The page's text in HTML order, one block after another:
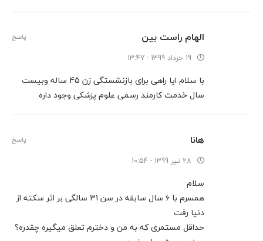
الهام راست بین
19 خرداد 1399 - 13:47
با سلام ایا راهی برای بازنشستگی زن 45 ساله وبیست
سال خدمت کارمند رسمی علوم پزشکی وجود داره
پاسخ
هانا
28 تیر 1399 - 10:54
سلام
همسرم با ۶ سال سابقه در سن ۳۱ سالگی بر اثر سکته از
دنیا رفت
حداقل مستمری که به من و دخترم تعلق میگیره چقدره؟
پاسخ
مهاجرت تحصیلی به فنلاند
مهاجرت تحصیلی فوری به کشور فنلاند برای ترم جدید